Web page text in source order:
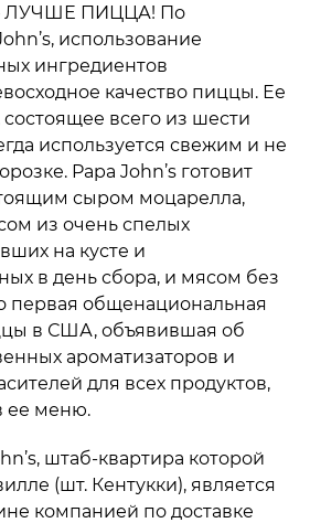
ПИЦЦА! По
использование
ингредиентов
качество пиццы. Ее
всего из шести
используется свежим и не
Papa John’s готовит
сыром моцарелла,
из очень спелых
на кусте и
в день сбора, и мясом без
первая общенациональная
в США, объявившая об
ароматизаторов и
для всех продуктов,
ее меню.
штаб-квартира которой
(шт. Кентукки), является
компанией по доставке